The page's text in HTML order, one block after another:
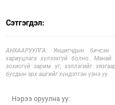
Сэтгэгдэл:
АНХААРУУЛГА: Уншигчдын бичсэн
хариуцлага хүлээхгүй болно.
зохисгүй зарим үг, хэллэгийг
бусдын эрх ашгийг хүндэтгэн үзнэ үү.